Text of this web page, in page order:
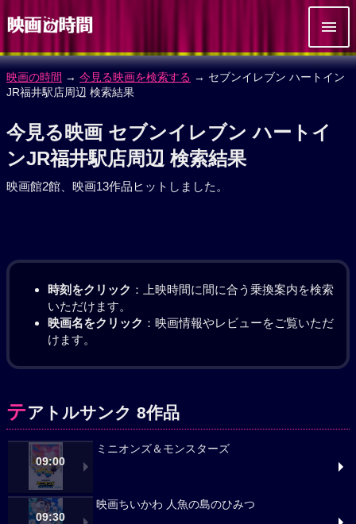
映画の時間 → 今見る映画を検索する → セブンイレブン ハートイン
JR福井駅店周辺 検索結果
今見る映画 セブンイレブン ハートイ
ンJR福井駅店周辺 検索結果
映画館2館、映画13作品ヒットしました。
時刻をクリック ：上映時間に間に合う乗換案内を検索
いただけます。
映画名をクリック ：映画情報やレビューをご覧いただ
けます。
テアトルサンク 8作品
09:00
ミニオンズ＆モンスターズ
09:30
映画ちいかわ 人魚の島のひみつ